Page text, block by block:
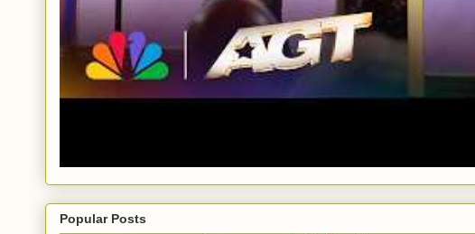
Popular Posts